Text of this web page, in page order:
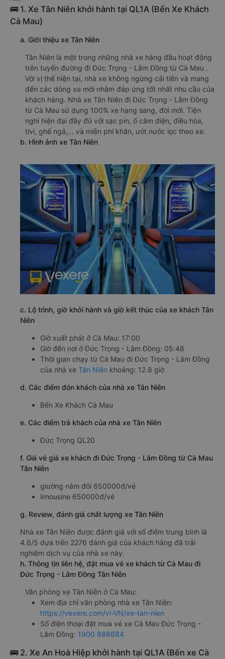
🚌 1. Xe Tân Niên khởi hành tại QL1A (Bến Xe Khách
Cà Mau)
a. Giới thiệu xe Tân Niên
Tân Niên là một trong những nhà xe hàng đầu hoạt động
trên tuyến đường đi Đức Trọng - Lâm Đồng từ Cà Mau .
Với vị thế hiện tại, nhà xe không ngừng cải tiến và mang
đến các dòng xe mới nhằm đáp ứng tốt nhất nhu cầu của
khách hàng. Nhà xe Tân Niên đi Đức Trọng - Lâm Đồng
từ Cà Mau sử dụng 100% xe hạng sang, đời mới. Tiện
nghi hiện đại đầy đủ với sạc pin, ổ cắm điện, điều hòa,
tivi, ghế ngả,… và miễn phí khăn, ướt nước lọc theo xe.
b. Hình ảnh xe Tân Niên
c. Lộ trình, giờ khởi hành và giờ kết thúc của xe khách Tân
Niên
Giờ xuất phát ở Cà Mau: 17:00
Giờ đến nơi ở Đức Trọng - Lâm Đồng: 05:48
Thời gian chạy từ Cà Mau đi Đức Trọng - Lâm Đồng
của nhà xe Tân Niên khoảng: 12.8 giờ
d. Các điểm đón khách của nhà xe Tân Niên
Bến Xe Khách Cà Mau
e. Các điểm trả khách của nhà xe Tân Niên
Đức Trọng QL20
f. Giá vé giá xe khách đi Đức Trọng - Lâm Đồng từ Cà Mau
Tân Niên
giường nằm đôi 650000đ/vé
limousine 650000đ/vé
g. Review, đánh giá chất lượng xe Tân Niên
Nhà xe Tân Niên được đánh giá với số điểm trung bình là
4.6/5 dựa trên 2276 đánh giá của khách hàng đã trải
nghiệm dịch vụ của nhà xe này.
h. Thông tin liên hệ, đặt mua vé xe khách từ Cà Mau đi
Đức Trọng - Lâm Đồng Tân Niên
Văn phòng xe Tân Niên ở Cà Mau:
Xem địa chỉ văn phòng nhà xe Tân Niên:
https://vexere.com/vi-VN/xe-tan-nien
Số điện thoại đặt mua vé xe Cà Mau Đức Trọng -
Lâm Đồng: 1900 888684
🚌 2. Xe An Hoà Hiệp khởi hành tại QL1A (Bến xe Cà